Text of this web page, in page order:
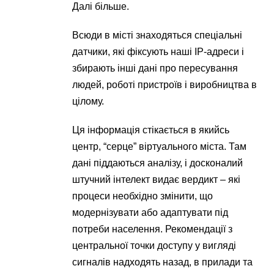
Далі більше.
Всюди в місті знаходяться спеціальні
датчики, які фіксують наші IP-адреси і
збирають інші дані про пересування
людей, роботі пристроїв і виробництва в
цілому.
Ця інформація стікається в якийсь
центр, “серце” віртуального міста. Там
дані піддаються аналізу, і досконалий
штучний інтелект видає вердикт – які
процеси необхідно змінити, що
модернізувати або адаптувати під
потреби населення. Рекомендації з
центральної точки доступу у вигляді
сигналів надходять назад, в прилади та